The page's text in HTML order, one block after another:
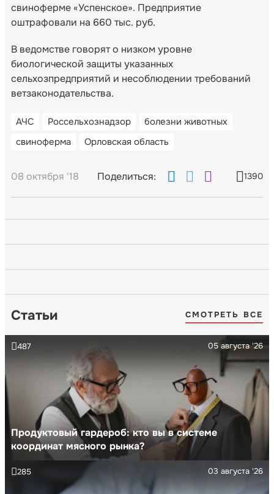
свиноферме «Успенское». Предприятие
оштрафовали на 660 тыс. руб.
В ведомстве говорят о низком уровне
биологической защиты указанных
сельхозпредприятий и несоблюдении требований
ветзаконодательства.
АЧС Россельхознадзор
болезни животных
свиноферма
Орловская область
08 октября '18 Поделиться: 1390
Статьи СМОТРЕТЬ ВСЕ
Продуктовый гардероб: кто вы в системе
координат мясного рынка?
05 августа '26
487
03 августа '26
285